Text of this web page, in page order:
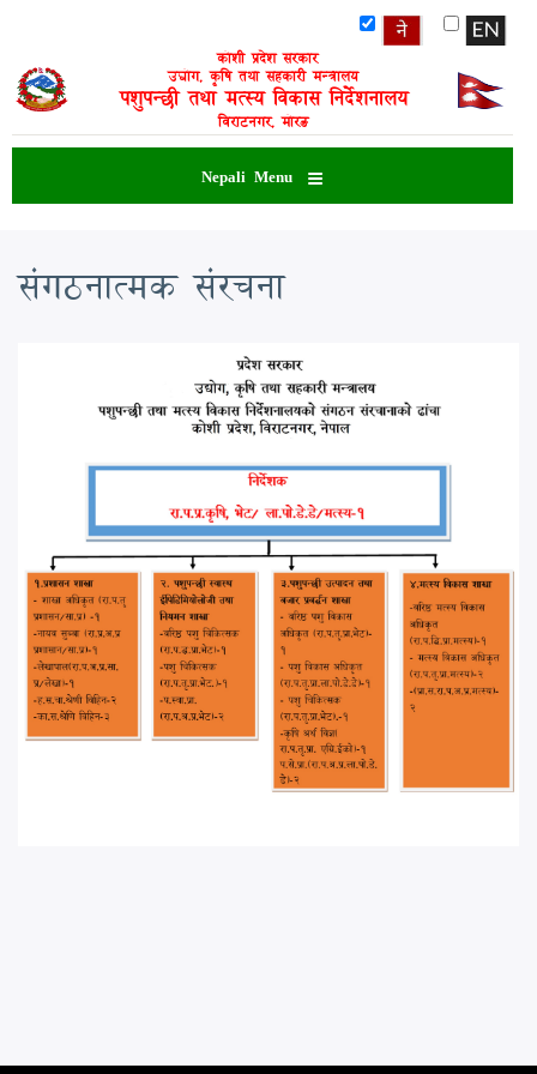
main
content
कोशी प्रदेश सरकार
उद्योग, कृषि तथा सहकारी मन्त्रालय
पशुपन्छी तथा मत्स्य विकास निर्देशनालय
विराटनगर, मोरङ
Nepali Menu
संगठनात्मक संरचना